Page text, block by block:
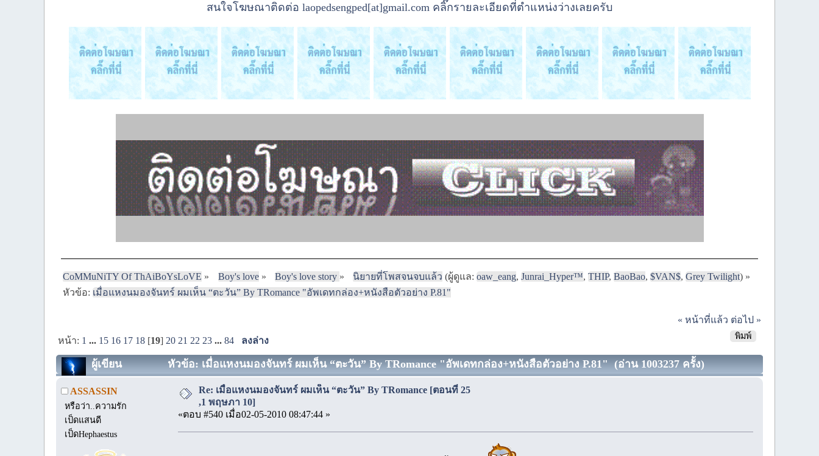
สนใจโฆษณาติดต่อ laopedsengped[at]gmail.com คลิ๊กรายละเอียดที่ตำแหน่งว่างเลยครับ
CoMMuNiTY Of ThAiBoYsLoVE » Boy's love» Boy's love story » นิยายที่โพสจนจบแล้ว (ผู้ดูแล:oaw_eang,Junrai_Hyper™,THIP,BaoBao,$VAN$,Grey Twilight) »
หัวข้อ: เมื่อแหงนมองจันทร์ ผมเห็น “ตะวัน” By TRomance "อัพเดทกล่อง+หนังสือตัวอย่าง P.81"
« หน้าที่แล้ว ต่อไป »
พิมพ์
หน้า: 1 ... 15 16 17 18 [19] 20 21 22 23 ...84 ลงล่าง
ผู้เขียน หัวข้อ: เมื่อแหงนมองจันทร์ ผมเห็น “ตะวัน” By TRomance "อัพเดทกล่อง+หนังสือตัวอย่าง P.81" (อ่าน 1003237 ครั้ง)
ASSASSIN
หรือว่า..ความรัก
เป็ดแสนดี
เป็ดHephaestus
Re: เมื่อแหงนมองจันทร์ ผมเห็น “ตะวัน” By TRomance [ตอนที่ 25
,1 พฤษภา 10]
«ตอบ #540 เมื่อ02-05-2010 08:47:44 »